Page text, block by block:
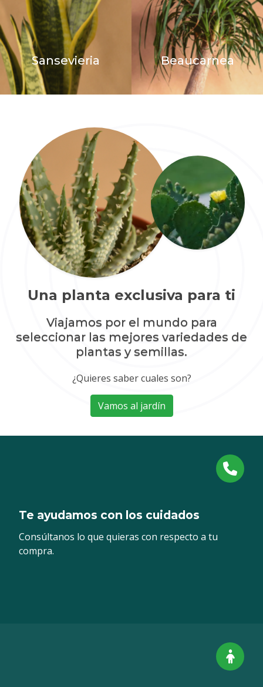
Sansevieria Beaucarnea
Una planta exclusiva para ti
Viajamos por el mundo para
seleccionar las mejores variedades de
plantas y semillas.
¿Quieres saber cuales son?
Vamos al jardín
Te ayudamos con los cuidados
Consúltanos lo que quieras con respecto a tu
compra.